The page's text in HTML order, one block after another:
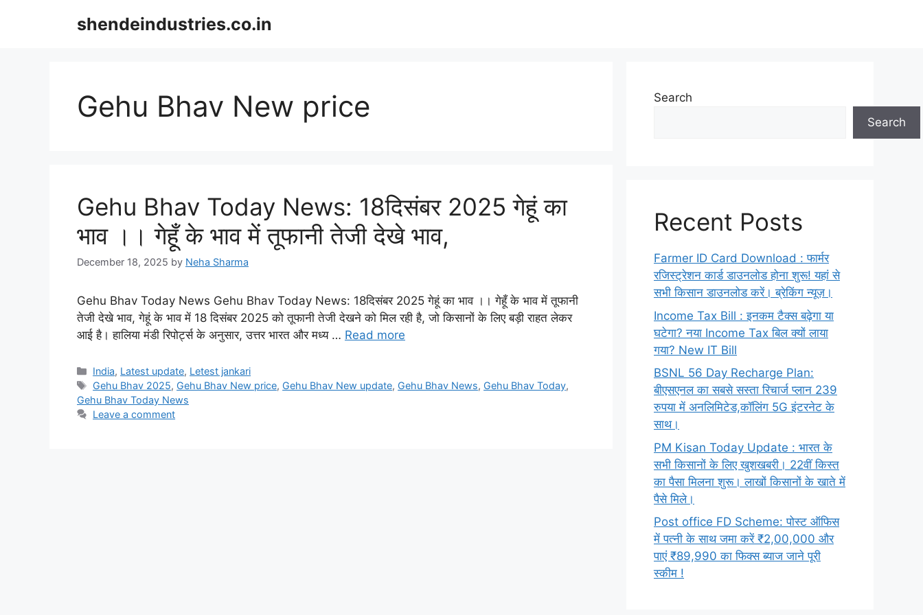
shendeindustries.co.in
Gehu Bhav New price
Gehu Bhav Today News: 18दिसंबर 2025 गेहूं का
भाव ।। गेहूँ के भाव में तूफानी तेजी देखे भाव,
December 18, 2025 by Neha Sharma
Gehu Bhav Today News Gehu Bhav Today News: 18दिसंबर 2025 गेहूं का भाव ।। गेहूँ के भाव में तूफानी
तेजी देखे भाव, गेहूं के भाव में 18 दिसंबर 2025 को तूफानी तेजी देखने को मिल रही है, जो किसानों के लिए बड़ी राहत लेकर
आई है। हालिया मंडी रिपोर्ट्स के अनुसार, उत्तर भारत और मध्य … Read more
Categories
India, Latest update, Letest jankari
Tags
Gehu Bhav 2025, Gehu Bhav New price, Gehu Bhav New update, Gehu Bhav News, Gehu Bhav Today,
Gehu Bhav Today News
Leave a comment
Search
Search
Recent Posts
Farmer ID Card Download : फार्मर
रजिस्ट्रेशन कार्ड डाउनलोड होना शुरू! यहां से
सभी किसान डाउनलोड करें। ब्रेकिंग न्यूज़।
Income Tax Bill : इनकम टैक्स बढ़ेगा या
घटेगा? नया Income Tax बिल क्यों लाया
गया? New IT Bill
BSNL 56 Day Recharge Plan:
बीएसएनल का सबसे सस्ता रिचार्ज प्लान 239
रुपया में अनलिमिटेड,कॉलिंग 5G इंटरनेट के
साथ।
PM Kisan Today Update : भारत के
सभी किसानों के लिए खुशखबरी। 22वीं किस्त
का पैसा मिलना शुरू। लाखों किसानों के खाते में
पैसे मिले।
Post office FD Scheme: पोस्ट ऑफिस
में पत्नी के साथ जमा करें ₹2,00,000 और
पाएं ₹89,990 का फिक्स ब्याज जाने पूरी
स्कीम !